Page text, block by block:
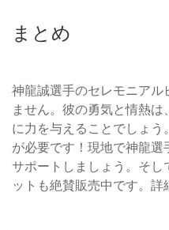
まとめ
神龍誠選手のセレモニア
ません。彼の勇気と情熱
に力を与えることでしょ
が必要です！現地で神龍
サポートしましょう。そ
ットも絶賛販売中です。詳